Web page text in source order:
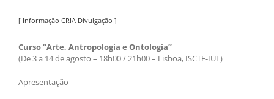
[ Informação CRIA Divulgação ]
Curso “Arte, Antropologia e Ontologia”
(De 3 a 14 de agosto – 18h00 / 21h00 – Lisboa, ISCTE-IUL)
Apresentação